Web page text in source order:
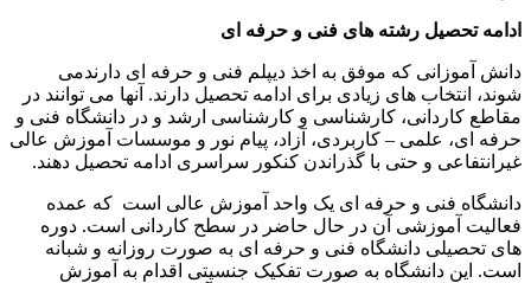
ادامه تحصیل رشته های فنی و حرفه ای
دانش آموزانی که موفق به اخذ دیپلم فنی و حرفه ای دارندمی
شوند، انتخاب های زیادی برای ادامه تحصیل دارند. آنها می توانند در
مقاطع کاردانی، کارشناسی و کارشناسی ارشد و در دانشگاه فنی و
حرفه ای، علمی – کاربردی، آزاد، پیام نور و موسسات آموزش عالی
غیرانتفاعی و حتی با گذراندن کنکور سراسری ادامه تحصیل دهند.
دانشگاه فنی و حرفه ای یک واحد آموزش عالی است که عمده
فعالیت آموزشی آن در حال حاضر در سطح کاردانی است. دوره
های تحصیلی دانشگاه فنی و حرفه ای به صورت روزانه و شبانه
است. این دانشگاه به صورت تفکیک جنسیتی اقدام به آموزش